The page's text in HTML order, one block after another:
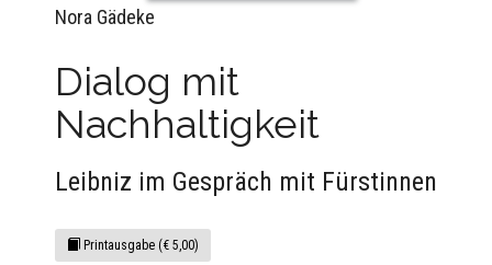
Nora Gädeke
Dialog mit
Nachhaltigkeit
Leibniz im Gespräch mit Fürstinnen
Printausgabe (€ 5,00)